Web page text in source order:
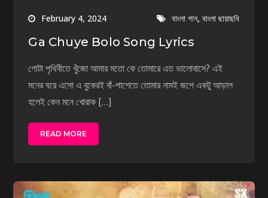
February 4, 2024 বাংলা গান,বাংলা ছায়াছবি
Ga Chuye Bolo Song Lyrics
গোটা পৃথিবীতে খুঁজো আমার মতো কে তোমারে এত ভালোবাসে? এই
মনের ঘরে এসো এ বুকেরই বাঁ-পাশেতে তোমার নামই জপে একটু আড়াল
হলেই কেন মনে খোরাক […]
READ MORE